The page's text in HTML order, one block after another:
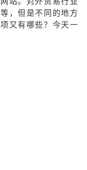
，但是不同的地方
又有哪些？今天一